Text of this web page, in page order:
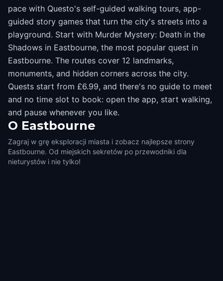
pace with Questo's self-guided walking tours, app-
guided story games that turn the city's streets into a
playground. Start with Murder Mystery: Death in the
Shadows in Eastbourne, the most popular quest in
Eastbourne. The routes cover 12 landmarks,
monuments, and hidden corners across the city.
Quests start from £6.99, and there's no guide to meet
and no time slot to book: open the app, start walking,
and pause whenever you like.
O Eastbourne
Zagraj w grę eksploracji miasta i zobacz najlepsze strony
Eastbourne. Od miejskich sekretów po przewodniki dla
nieturystów i nie tylko!